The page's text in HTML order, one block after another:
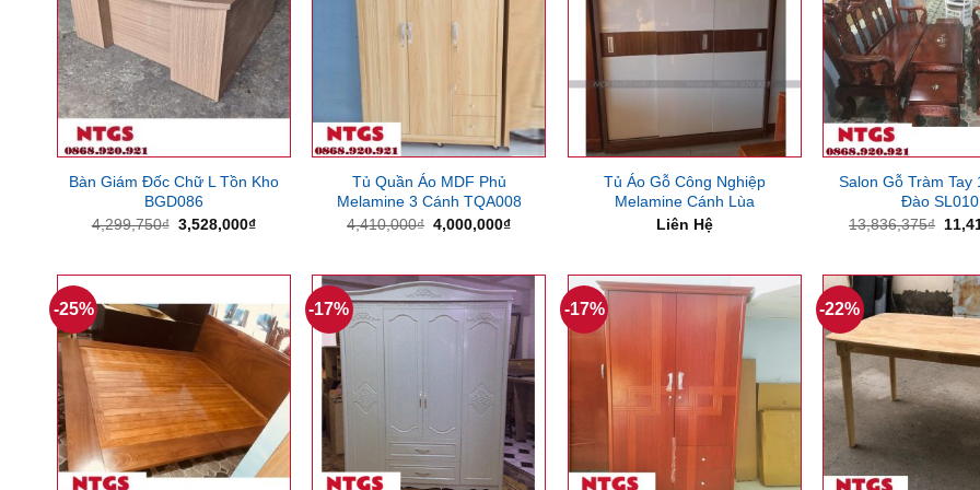
Bàn Giám Đốc Chữ L Tồn Kho
BGD086
4,299,750₫ Giá
3,528,000₫Giá
3,528,000₫.
Tủ Quần Áo MDF Phủ
Melamine 3 Cánh TQA008
4,410,000₫ Giá
4,000,000₫Giá
4,000,000₫.
Tủ Áo Gỗ Công Nghiệp
Melamine Cánh Lùa
Liên Hệ
Salon Gỗ Tràm Tay
Đào SL010
13,836,375₫ Giá
-25% -17% -17% -22%